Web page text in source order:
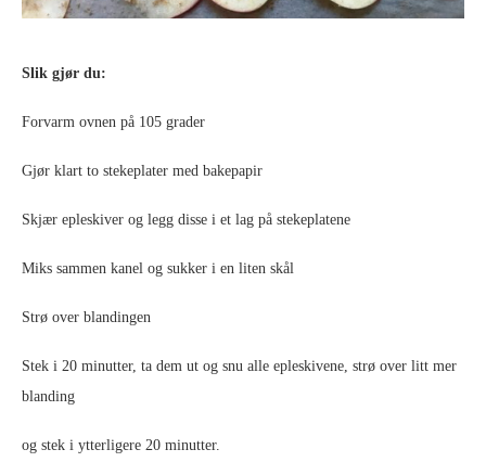
Slik gjør du:
Forvarm ovnen på 105 grader
Gjør klart to stekeplater med bakepapir
Skjær epleskiver og legg disse i et lag på stekeplatene
Miks sammen kanel og sukker i en liten skål
Strø over blandingen
Stek i 20 minutter, ta dem ut og snu alle epleskivene, strø over litt mer
blanding
og stek i ytterligere 20 minutter.